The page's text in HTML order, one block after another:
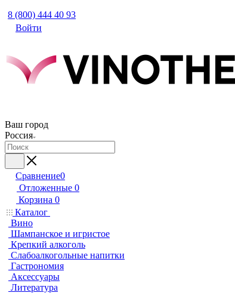
8 (800) 444 40 93
Войти
Ваш город
Россия
Сравнение0
Отложенные 0
Корзина 0
Каталог
Вино
Шампанское и игристое
Крепкий алкоголь
Слабоалкогольные напитки
Гастрономия
Аксессуары
Литература